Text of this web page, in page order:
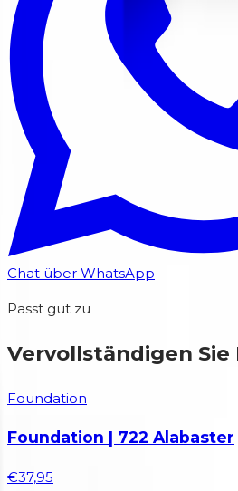
Chat über WhatsApp
Passt gut zu
Vervollständigen Sie
Foundation
Foundation | 722 Alabaster
€37,95